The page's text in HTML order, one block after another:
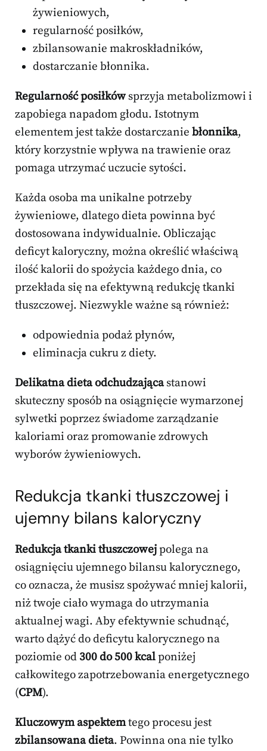
żywieniowych,
regularność posiłków,
zbilansowanie makroskładników,
dostarczanie błonnika.
Regularność posiłków sprzyja metabolizmowi i
zapobiega napadom głodu. Istotnym
elementem jest także dostarczanie błonnika,
który korzystnie wpływa na trawienie oraz
pomaga utrzymać uczucie sytości.
Każda osoba ma unikalne potrzeby
żywieniowe, dlatego dieta powinna być
dostosowana indywidualnie. Obliczając
deficyt kaloryczny, można określić właściwą
ilość kalorii do spożycia każdego dnia, co
przekłada się na efektywną redukcję tkanki
tłuszczowej. Niezwykle ważne są również:
odpowiednia podaż płynów,
eliminacja cukru z diety.
Delikatna dieta odchudzającastanowi
skuteczny sposób na osiągnięcie wymarzonej
sylwetki poprzez świadome zarządzanie
kaloriami oraz promowanie zdrowych
wyborów żywieniowych.
Redukcja tkanki tłuszczowej i
ujemny bilans kaloryczny
Redukcja tkanki tłuszczowejpolega na
osiągnięciu ujemnego bilansu kalorycznego,
co oznacza, że musisz spożywać mniej kalorii,
niż twoje ciało wymaga do utrzymania
aktualnej wagi. Aby efektywnie schudnąć,
warto dążyć do deficytu kalorycznego na
poziomie od 300 do 500 kcalponiżej
całkowitego zapotrzebowania energetycznego
(CPM).
Kluczowym aspektemtego procesu jest
zbilansowana dieta. Powinna ona nie tylko